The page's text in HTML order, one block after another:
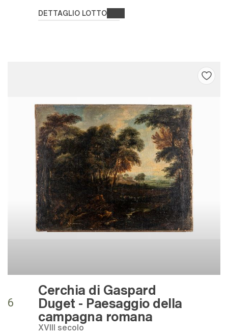
DETTAGLIO LOTTO
6
Cerchia di Gaspard
Duget - Paesaggio della
campagna romana
XVIII secolo